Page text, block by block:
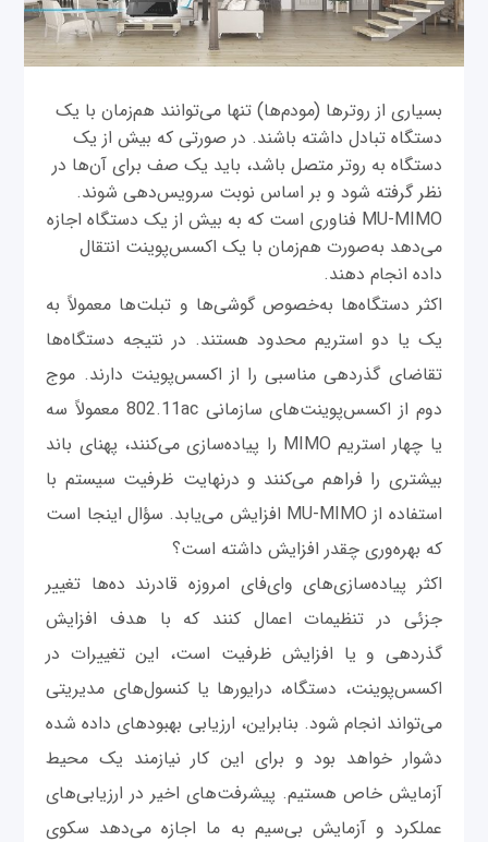
بسیاری از روترها (مودم‌ها) تنها می‌توانند هم‌زمان با یک
دستگاه تبادل داشته باشند. در صورتی که بیش از یک
دستگاه به روتر متصل باشد، باید یک صف برای آن‌ها در
نظر گرفته شود و بر اساس نوبت سرویس‌دهی شوند.
MU-MIMO فناوری است که به بیش از یک دستگاه‌ اجازه
می‌دهد به‌صورت هم‌زمان با یک اکسس‌پوینت انتقال
داده انجام دهند.
اکثر دستگاه‌ها به‌خصوص گوشی‌ها و تبلت‌ها معمولاً به
یک یا دو استریم محدود هستند. در نتیجه دستگاه‌ها
تقاضای گذردهی مناسبی را از اکسس‌پوینت دارند. موج
دوم از اکسس‌پوینت‌های سازمانی 802.11ac معمولاً سه
یا چهار استریم MIMO را پیاده‌سازی می‌کنند، پهنای باند
بیشتری را فراهم می‌کنند و درنهایت ظرفیت سیستم با
استفاده از MU-MIMO افزایش می‌یابد. سؤال اینجا است
که بهره‌وری چقدر افزایش داشته است؟
اکثر پیاده‌سازی‌های وای‌فای امروزه قادرند ده‌ها تغییر
جزئی در تنظیمات اعمال کنند که با هدف افزایش
گذردهی و یا افزایش ظرفیت است، این تغییرات در
اکسس‌پوینت، دستگاه، درایورها یا کنسول‌های مدیریتی
می‌تواند انجام شود. بنابراین، ارزیابی بهبودهای داده شده
دشوار خواهد بود و برای این کار نیازمند یک محیط
آزمایش خاص هستیم. پیشرفت‌های اخیر در ارزیابی‌های
عملکرد و آزمایش بی‌سیم به ما اجازه می‌دهد سکوی